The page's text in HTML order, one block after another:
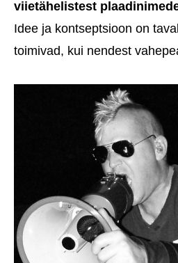
viietähelistest
Idee ja kontseptsioon on
toimivad, kui nendest